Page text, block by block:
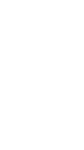
nisi
Sed
eget
Proin